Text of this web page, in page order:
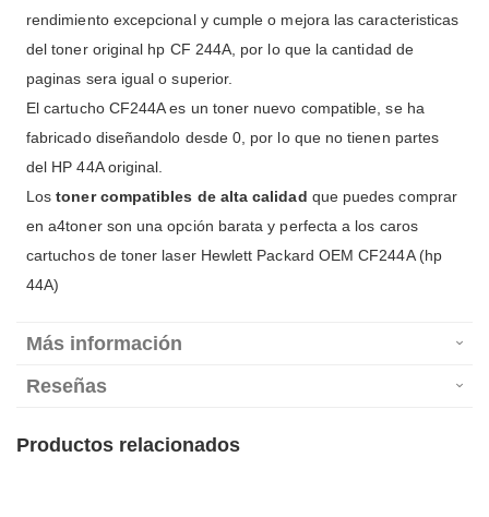
rendimiento excepcional y cumple o mejora las caracteristicas
del toner original hp CF 244A, por lo que la cantidad de
paginas sera igual o superior.
El cartucho CF244A es un toner nuevo compatible, se ha
fabricado diseñandolo desde 0, por lo que no tienen partes
del HP 44A original.
Lostoner compatibles de alta calidad que puedes comprar
en a4toner son una opción barata y perfecta a los caros
cartuchos de toner laser Hewlett Packard OEM CF244A (hp
44A)
Más información
Reseñas
Productos relacionados